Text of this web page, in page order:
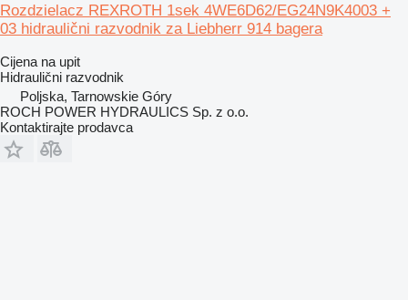
Rozdzielacz REXROTH 1sek 4WE6D62/EG24N9K4003 +
03 hidraulični razvodnik za Liebherr 914 bagera
Cijena na upit
Hidraulični razvodnik
Poljska, Tarnowskie Góry
ROCH POWER HYDRAULICS Sp. z o.o.
Kontaktirajte prodavca